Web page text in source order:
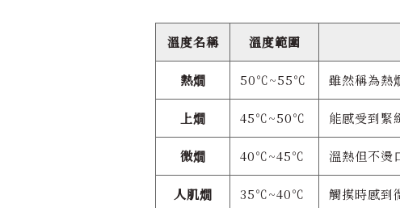
溫度名稱 溫度範圍
熱燗 50℃~55℃ 雖然稱為熱
上燗 45℃~50℃ 能感受到緊
微燗 40℃~45℃ 溫熱但不燙
人肌燗 35℃~40℃ 觸摸時感到